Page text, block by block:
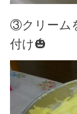
③クリーム
付け🎃